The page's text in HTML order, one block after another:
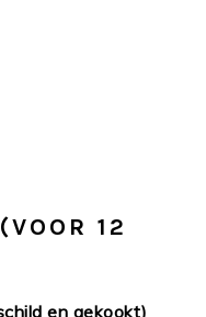
12
en gekookt)